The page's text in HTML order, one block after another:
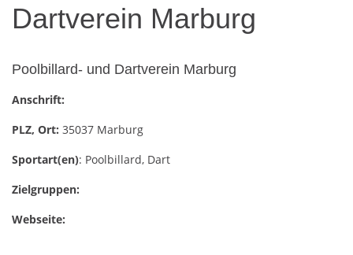
Dartverein Marburg
Poolbillard- und Dartverein Marburg
Anschrift:
PLZ, Ort: 35037 Marburg
Sportart(en): Poolbillard, Dart
Zielgruppen:
Webseite: